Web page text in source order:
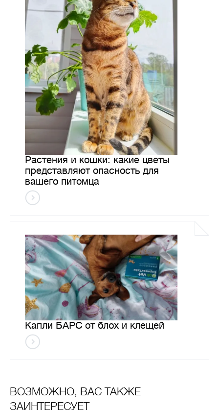
Растения и кошки: какие цветы
представляют опасность для
вашего питомца
Капли БАРС от блох и клещей
ВОЗМОЖНО, ВАС ТАКЖЕ
ЗАИНТЕРЕСУЕТ